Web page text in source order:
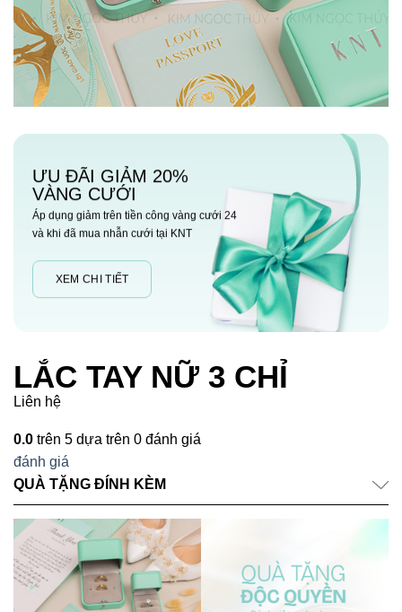
ƯU ĐÃI GIẢM 20%
VÀNG CƯỚI
Áp dụng giảm trên tiền công vàng cưới 24
và khi đã mua nhẫn cưới tại KNT
XEM CHI TIẾT
LẮC TAY NỮ 3 CHỈ
Liên hệ
0.0 trên 5 dựa trên 0 đánh giá
đánh giá
QUÀ TẶNG ĐÍNH KÈM